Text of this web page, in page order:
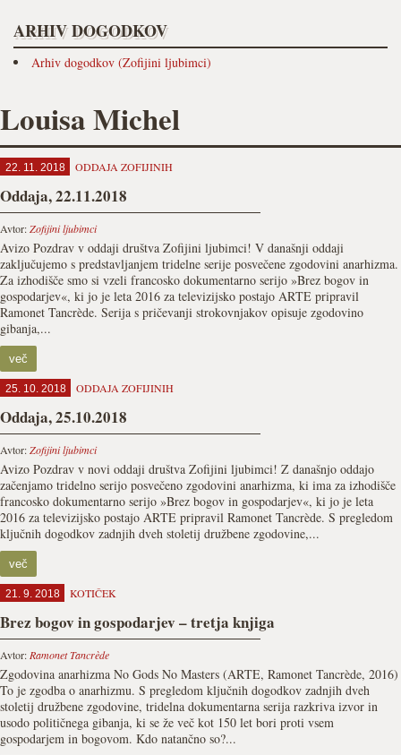
ARHIV DOGODKOV
Arhiv dogodkov (Zofijini ljubimci)
Louisa Michel
22. 11. 2018 ODDAJA ZOFIJINIH
Oddaja, 22.11.2018
Avtor:Zofijini ljubimci
Avizo Pozdrav v oddaji društva Zofijini ljubimci! V današnji oddaji
zaključujemo s predstavljanjem tridelne serije posvečene zgodovini anarhizma.
Za izhodišče smo si vzeli francosko dokumentarno serijo »Brez bogov in
gospodarjev«, ki jo je leta 2016 za televizijsko postajo ARTE pripravil
Ramonet Tancrède. Serija s pričevanji strokovnjakov opisuje zgodovino
gibanja,...
več
25. 10. 2018 ODDAJA ZOFIJINIH
Oddaja, 25.10.2018
Avtor:Zofijini ljubimci
Avizo Pozdrav v novi oddaji društva Zofijini ljubimci! Z današnjo oddajo
začenjamo tridelno serijo posvečeno zgodovini anarhizma, ki ima za izhodišče
francosko dokumentarno serijo »Brez bogov in gospodarjev«, ki jo je leta
2016 za televizijsko postajo ARTE pripravil Ramonet Tancrède. S pregledom
ključnih dogodkov zadnjih dveh stoletij družbene zgodovine,...
več
21. 9. 2018 KOTIČEK
Brez bogov in gospodarjev – tretja knjiga
Avtor: Ramonet Tancrède
Zgodovina anarhizma No Gods No Masters (ARTE, Ramonet Tancrède, 2016)
To je zgodba o anarhizmu. S pregledom ključnih dogodkov zadnjih dveh
stoletij družbene zgodovine, tridelna dokumentarna serija razkriva izvor in
usodo političnega gibanja, ki se že več kot 150 let bori proti vsem
gospodarjem in bogovom. Kdo natančno so?...